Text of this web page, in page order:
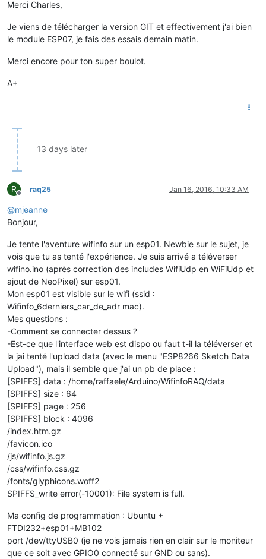
Merci Charles,
Je viens de télécharger la version GIT et effectivement j'ai bien
le module ESP07, je fais des essais demain matin.
Merci encore pour ton super boulot.
A+
13 days later
R
Offline
raq25 Jan 16, 2016, 10:33 AM
@mjeanne
Bonjour,
Je tente l'aventure wifinfo sur un esp01. Newbie sur le sujet, je
vois que tu as tenté l'expérience. Je suis arrivé a téléverser
wifino.ino (après correction des includes WifiUdp en WiFiUdp et
ajout de NeoPixel) sur esp01.
Mon esp01 est visible sur le wifi (ssid :
Wifinfo_6derniers_car_de_adr mac).
Mes questions :
-Comment se connecter dessus ?
-Est-ce que l'interface web est dispo ou faut t-il la téléverser et
la jai tenté l'upload data (avec le menu "ESP8266 Sketch Data
Upload"), mais il semble que j'ai un pb de place :
[SPIFFS] data : /home/raffaele/Arduino/WifinfoRAQ/data
[SPIFFS] size : 64
[SPIFFS] page : 256
[SPIFFS] block : 4096
/index.htm.gz
/favicon.ico
/js/wifinfo.js.gz
/css/wifinfo.css.gz
/fonts/glyphicons.woff2
SPIFFS_write error(-10001): File system is full.
Ma config de programmation : Ubuntu +
FTDI232+esp01+MB102
port /dev/ttyUSB0 (je ne vois jamais rien en clair sur le moniteur
que ce soit avec GPIO0 connecté sur GND ou sans).